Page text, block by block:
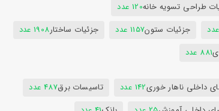
طراحی تسویه خانه120 عدد
جزئیات ستون1157 عدد جزئیات ساختار1908 عدد
881 عدد
داخلی ناهار خوری142 عدد تاسیسات برق487 عدد